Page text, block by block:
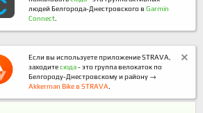
Facebook
TwitterWhatsAppЭлектронная почта
людей Белгорода-Днестровского в Garmin
Connect
Если вы используете приложение STRAVA,
заходитесюда- это группа велокаток по
Белгороду-Днестровскому и району →
Akkerman Bike в STRAVA